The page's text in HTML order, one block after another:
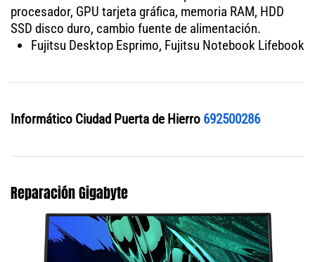
procesador, GPU tarjeta gráfica, memoria RAM, HDD
SSD disco duro, cambio fuente de alimentación.
Fujitsu Desktop Esprimo, Fujitsu Notebook Lifebook
Informático Ciudad Puerta de Hierro 692500286
Reparación Gigabyte